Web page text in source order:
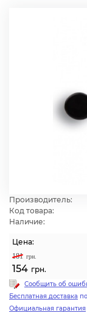
Производитель:
Код товара:
Наличие:
Цена:
181 грн.
154 грн.
Сообщить об
Бесплатная доставка
Официальная гарантия